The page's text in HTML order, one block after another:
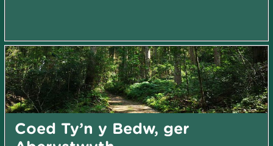
Coed Ty’n y Bedw, ger